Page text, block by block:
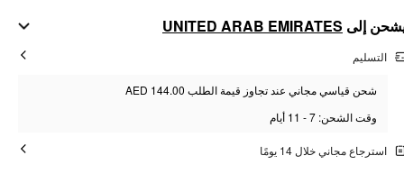
إلى UNITED ARAB EMIRATES
التسليم
شحن قياسي مجاني عند تجاوز قيمة الطلب AED 144.00
وقت الشحن: 7 - 11 أيام
استرجاع مجاني خلال 14 يومًا